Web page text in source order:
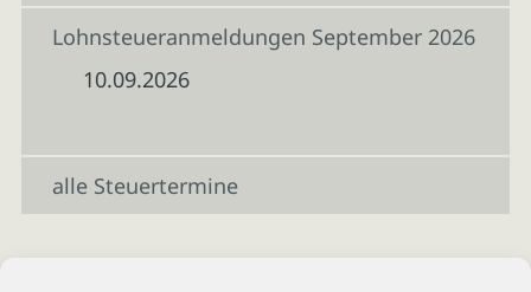
Lohnsteueranmeldungen September 2026
10.09.2026
alle Steuertermine